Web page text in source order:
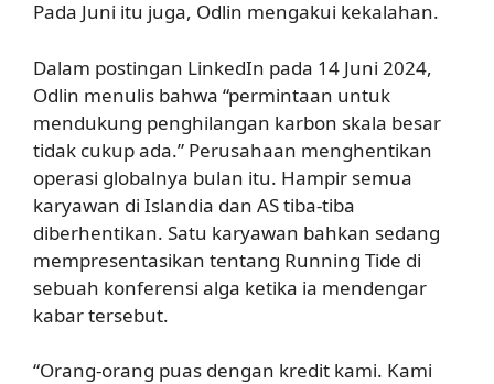
Pada Juni itu juga, Odlin mengakui kekalahan.
Dalam postingan LinkedIn pada 14 Juni 2024,
Odlin menulis bahwa “permintaan untuk
mendukung penghilangan karbon skala besar
tidak cukup ada.” Perusahaan menghentikan
operasi globalnya bulan itu. Hampir semua
karyawan di Islandia dan AS tiba-tiba
diberhentikan. Satu karyawan bahkan sedang
mempresentasikan tentang Running Tide di
sebuah konferensi alga ketika ia mendengar
kabar tersebut.
“Orang-orang puas dengan kredit kami. Kami